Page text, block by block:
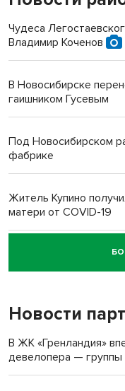
Чудеса
Владимир Коченов
В Новосибирске
гаишником Гусевым
Под Новосибирском
фабрике
Житель Купино
матери от COVID-19
Новосибирский суд
пенсионерки на
Новости
В ЖК «Гренландия»
девелопера —